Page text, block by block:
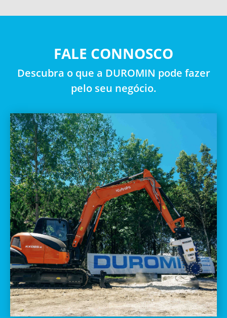
FALE CONNOSCO
Descubra o que a DUROMIN pode fazer
pelo seu negócio.